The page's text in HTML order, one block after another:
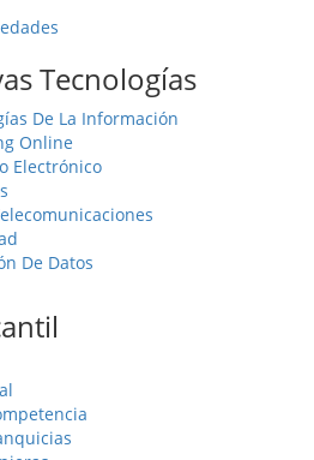
Tecnologías
De La Información
Online
Electrónico
De Datos